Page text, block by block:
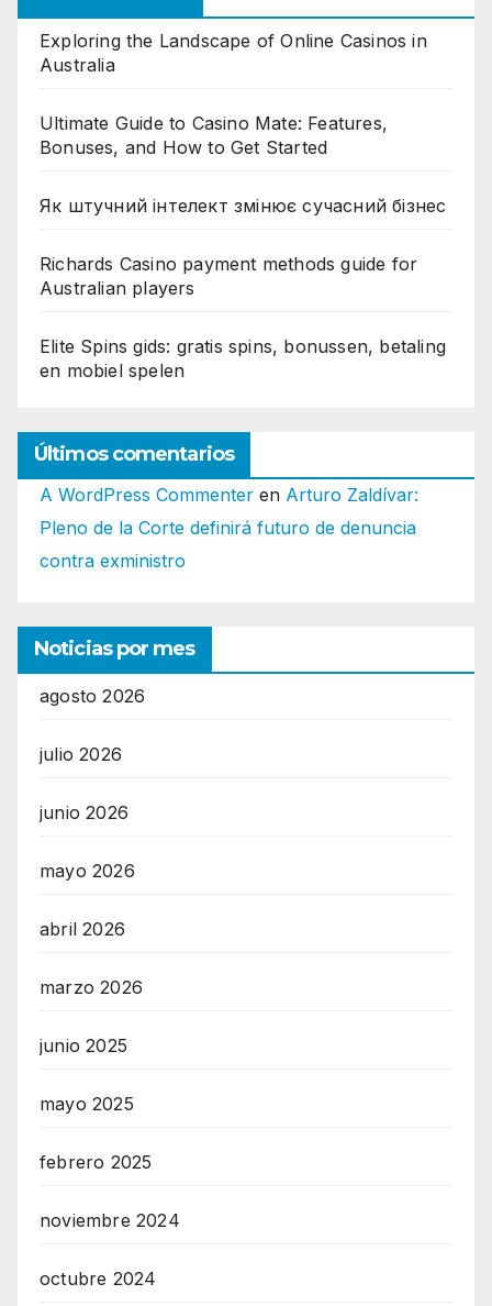
Exploring the Landscape of Online Casinos in
Australia
Ultimate Guide to Casino Mate: Features,
Bonuses, and How to Get Started
Як штучний інтелект змінює сучасний бізнес
Richards Casino payment methods guide for
Australian players
Elite Spins gids: gratis spins, bonussen, betaling
en mobiel spelen
Últimos comentarios
A WordPress Commenter en Arturo Zaldívar:
Pleno de la Corte definirá futuro de denuncia
contra exministro
Noticias por mes
agosto 2026
julio 2026
junio 2026
mayo 2026
abril 2026
marzo 2026
junio 2025
mayo 2025
febrero 2025
noviembre 2024
octubre 2024